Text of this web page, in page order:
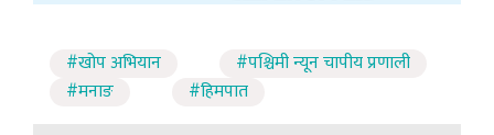
#खोप अभियान
#पश्चिमी न्यून चापीय प्रणाली
#मनाङ
#हिमपात